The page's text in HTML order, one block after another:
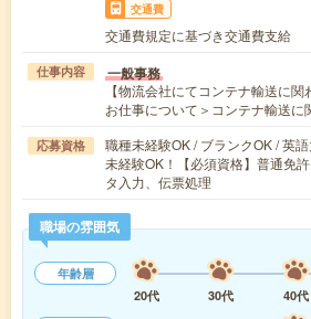
交通費
交通費規定に基づき交通費支給
仕事内容 一般事務
【物流会社にてコンテナ輸送に関
お仕事について＞コンテナ輸送
応募資格
職種未経験OK / ブランクOK / 英
未経験OK！【必須資格】普通免
タ入力、伝票処理
職場の雰囲気
年齢層
20代
30代 40代